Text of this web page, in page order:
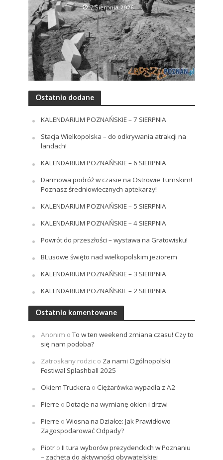
7 Sierpnia 2026
Ostatnio dodane
KALENDARIUM POZNAŃSKIE – 7 SIERPNIA
Stacja Wielkopolska – do odkrywania atrakcji na
landach!
KALENDARIUM POZNAŃSKIE – 6 SIERPNIA
Darmowa podróż w czasie na Ostrowie Tumskim!
Poznasz średniowiecznych aptekarzy!
KALENDARIUM POZNAŃSKIE – 5 SIERPNIA
KALENDARIUM POZNAŃSKIE – 4 SIERPNIA
Powrót do przeszłości – wystawa na Gratowisku!
BLusowe święto nad wielkopolskim jeziorem
KALENDARIUM POZNAŃSKIE – 3 SIERPNIA
KALENDARIUM POZNAŃSKIE – 2 SIERPNIA
Ostatnio komentowane
Anonim oTo w ten weekend zmiana czasu! Czy to
się nam podoba?
Zatroskany rodzico Za nami Ogólnopolski
Festiwal Splashball 2025
Okiem Truckera o Ciężarówka wypadła z A2
Pierre o Dotacje na wymianę okien i drzwi
Pierre o Wiosna na Działce: Jak Prawidłowo
Zagospodarować Odpady?
Piotro II tura wyborów prezydenckich w Poznaniu
– zachęta do aktywności obywatelskiej